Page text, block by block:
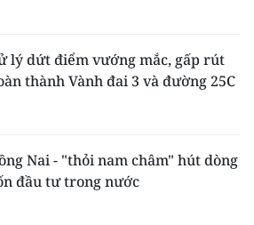
- MỖI XÃ
lý dứt điểm vướng mắc, gấp rút
thành Vành đai 3 và đường 25C
Nai - "thỏi nam châm" hút dòng
đầu tư trong nước